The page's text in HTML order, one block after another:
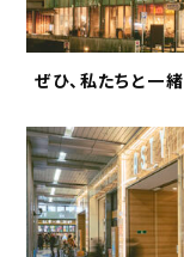
ぜひ、私たちと一